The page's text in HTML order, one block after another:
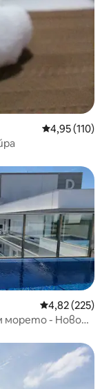
Средна
4,95 (110)
Средна
4,82 (225)
морето - Ново